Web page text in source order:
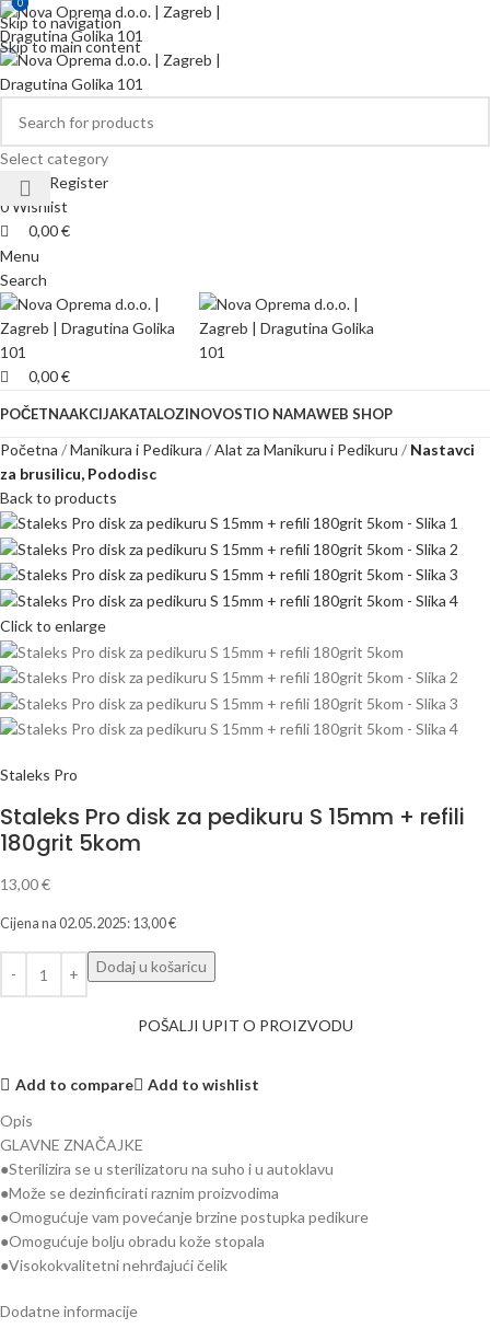
Skip to navigation
Skip to main content
Select category
Login / Register
0 Wishlist
0
0,00€
Menu
Search
0
0,00€
POČETNAAKCIJAKATALOZINOVOSTIO NAMAWEB SHOP
Početna Manikura i Pedikura Alat za Manikuru i Pedikuru
Nastavci
za brusilicu, Pododisc
Back to products
Click to enlarge
Staleks Pro
Staleks Pro disk za pedikuru S 15mm + refili
180grit 5kom
13,00€
Cijena na 02.05.2025: 13,00€
Dodaj u košaricu
POŠALJI UPIT O PROIZVODU
Add to compare
Add to wishlist
Opis
GLAVNE ZNAČAJKE
●Sterilizira se u sterilizatoru na suho i u autoklavu
●Može se dezinficirati raznim proizvodima
●Omogućuje vam povećanje brzine postupka pedikure
●Omogućuje bolju obradu kože stopala
●Visokokvalitetni nehrđajući čelik
Dodatne informacije